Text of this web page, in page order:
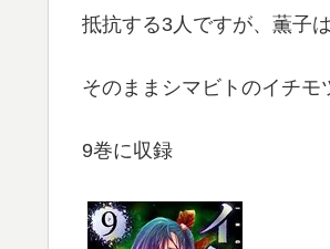
抵抗する3人ですが、薫子
そのままシマビトのイチ
9巻に収録